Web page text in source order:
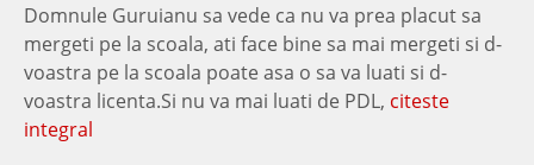
Domnule Guruianu sa vede ca nu va prea placut sa
mergeti pe la scoala, ati face bine sa mai mergeti si d-
voastra pe la scoala poate asa o sa va luati si d-
voastra licenta.Si nu va mai luati de PDL, citeste
integral